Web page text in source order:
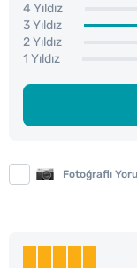
4 Yıldız
3 Yıldız
2 Yıldız
1 Yıldız
Fotoğraflı